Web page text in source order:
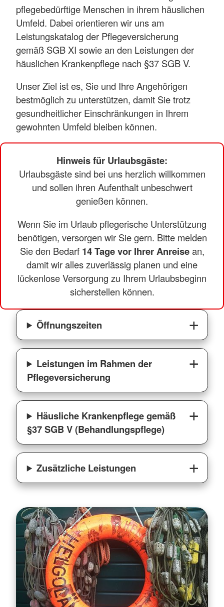
pflegebedürftige Menschen in ihrem häuslichen
Umfeld. Dabei orientieren wir uns am
Leistungskatalog der Pflegeversicherung
gemäß SGB XI sowie an den Leistungen der
häuslichen Krankenpflege nach §37 SGB V.
Unser Ziel ist es, Sie und Ihre Angehörigen
bestmöglich zu unterstützen, damit Sie trotz
gesundheitlicher Einschränkungen in Ihrem
gewohnten Umfeld bleiben können.
Hinweis für Urlaubsgäste:
Urlaubsgäste sind bei uns herzlich willkommen
und sollen ihren Aufenthalt unbeschwert
genießen können.
Wenn Sie im Urlaub pflegerische Unterstützung
benötigen, versorgen wir Sie gern. Bitte melden
Sie den Bedarf 14 Tage vor Ihrer Anreisean,
damit wir alles zuverlässig planen und eine
lückenlose Versorgung zu Ihrem Urlaubsbeginn
sicherstellen können.
Öffnungszeiten
Leistungen im Rahmen der
Pflegeversicherung
Häusliche Krankenpflege gemäß
§37 SGB V (Behandlungspflege)
Zusätzliche Leistungen